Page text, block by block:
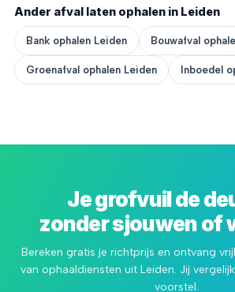
Ander afval laten ophalen in Leiden
Bank ophalen Leiden Bouwafval
Groenafval ophalen Leiden Inboedel
Je grofvuil de
zonder sjouwen of
Bereken gratis je richtprijs en ontvang
van ophaaldiensten uit Leiden. Jij
voorstel.